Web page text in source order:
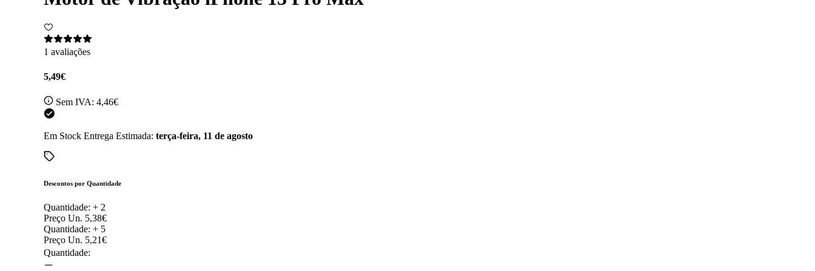
1 avaliações
5,49€
Sem IVA: 4,46€
Em Stock Entrega Estimada: terça-feira, 11 de agosto
Descontos por Quantidade
Quantidade: + 2
Preço Un. 5,38€
Quantidade: + 5
Preço Un. 5,21€
Quantidade: